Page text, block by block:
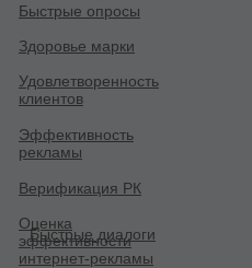
Быстрые опросы
Оценка
эффективности
интернет-рекламы
Быстрые диалоги
Верификация РК
Здоровье марки
Удовлетворенность
клиентов
Эффективность
рекламы